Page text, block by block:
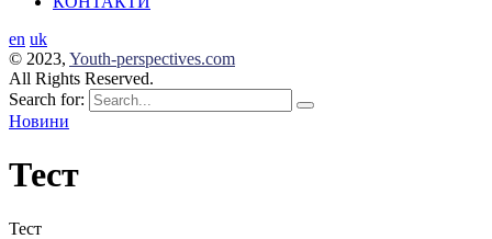
en uk
© 2023, Youth-perspectives.com
All Rights Reserved.
Search for:
Новини
Тест
Тест